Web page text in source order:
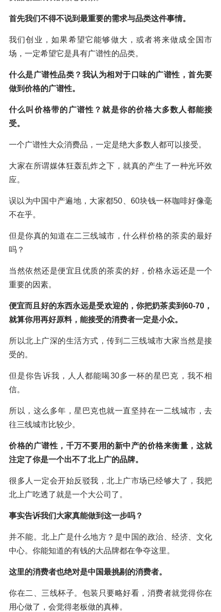
首先我们不得不说到最重要的需求与品类这件事情。
我们创业，如果希望它能够做大，或者将来做成全国市
场，一定希望它是具有广谱性的品类。
什么是广谱性品类？我认为相对于口味的广谱性，首先要
做到价格的广谱性。
什么叫价格带的广谱性？就是你的价格大多数人都能接
受。
一个广谱性大众消费品，一定是绝大多数人都可以接受。
大家在所谓媒体狂轰乱炸之下，就真的产生了一种光环效
应。
误以为中国中产遍地，大家都50、60块钱一杯咖啡好像毫
不在乎。
但是你真的知道在二三线城市，什么样价格的茶卖的最好
吗？
当然依然还是便宜且优质的茶卖的好，价格永远还是一个
重要的因素。
便宜而且好的东西永远是受欢迎的，你把奶茶卖到60-70，
就算你用再好原料，能接受的消费者一定是小众。
所以北上广深的生活方式，传到二三线城市大家当然是接
受的。
但是你告诉我，人人都能喝30多一杯的星巴克，我不相
信。
所以，这么多年，星巴克也就一直坚持在一二线城市，去
往三线城市比较少。
价格的广谱性，千万不要用的新中产的价格来衡量，这就
注定了你是一个出不了北上广的品牌。
很多人一定会开始反驳我，北上广市场已经够大了，我把
北上广吃透了就是一个大公司了。
事实告诉我们大家真能做到这一步吗？
并不能。北上广是什么地方？是中国的政治、经济、文化
中心。你能知道的有钱的大品牌都在争夺这里。
这里的消费者也绝对是中国最挑剔的消费者。
你在二、三线杯子。包装只要略好看，消费者就觉得你在
用心做了，会觉得老板做的真棒。